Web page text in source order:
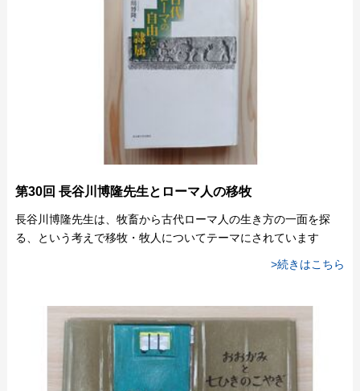
第30回 長谷川博隆先生とローマ人の移牧
長谷川博隆先生は、牧畜から古代ローマ人の生き方の一面を探
る、という考えで移牧・牧人についてテーマにされています
>続きはこちら